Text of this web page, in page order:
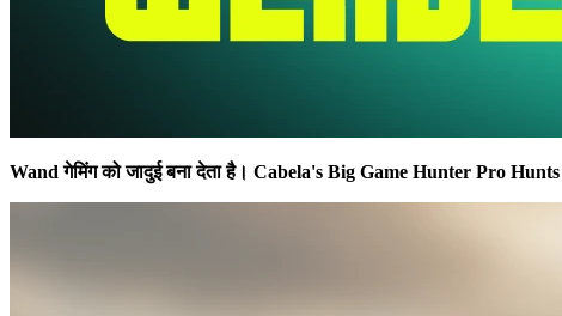
Wand गेमिंग को जादुई बना देता है। Cabela's Big Game Hunter Pro Hunts